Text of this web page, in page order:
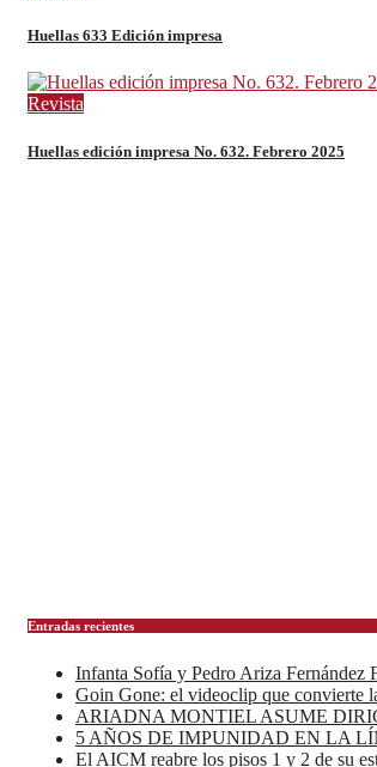
Huellas 633 Edición impresa
Revista
Huellas edición impresa No. 632. Febrero 2025
Entradas recientes
Infanta Sofía y Pedro Ariza Fernández
Goin Gone: el videoclip que convierte
ARIADNA MONTIEL ASUME
5 AÑOS DE IMPUNIDAD EN LA
El AICM reabre los pisos 1 y 2 de su